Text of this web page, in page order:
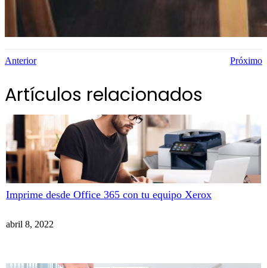
Anterior Próximo
Artículos relacionados
Imprime desde Office 365 con tu equipo Xerox
abril 8, 2022